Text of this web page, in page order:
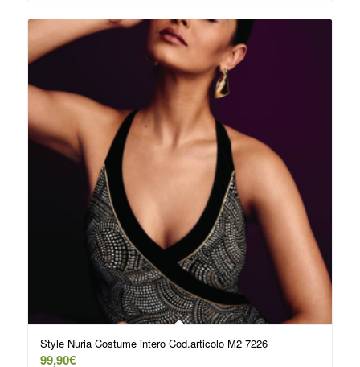
Style Nuria Costume intero Cod.articolo M2 7226
99,90€